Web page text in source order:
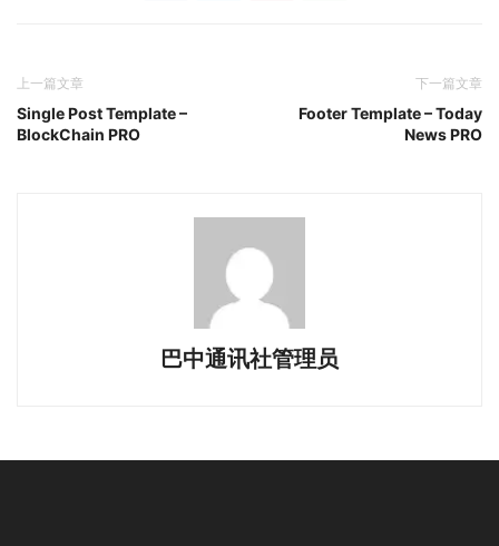
上一篇文章
Single Post Template –
BlockChain PRO
下一篇文章
Footer Template – Today
News PRO
巴中通讯社管理员